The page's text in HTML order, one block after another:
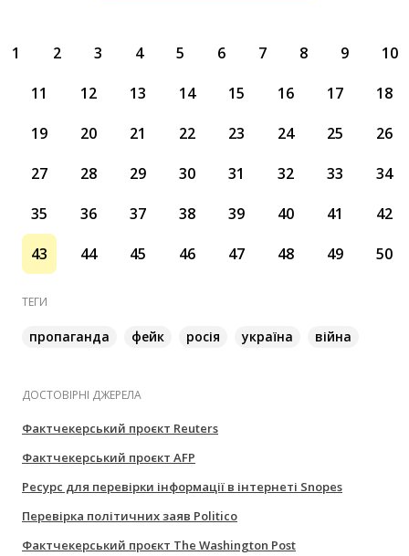
1 2 3 4 5 6 7 8 9
10
11
12 13 14 15 16 17
18
19
20 21 22 23 24 25
26
27
28 29 30 31 32 33
34
35
36 37 38 39 40 41
42
43
44 45 46 47 48 49 50
ТЕГИ
пропаганда фейк росія україна війна
ДОСТОВІРНІ ДЖЕРЕЛА
Фактчекерський проєкт Reuters
Фактчекерський проєкт AFP
Ресурс для перевірки інформації в інтернеті Snopes
Перевірка політичних заяв Politico
Фактчекерський проєкт The Washington Post